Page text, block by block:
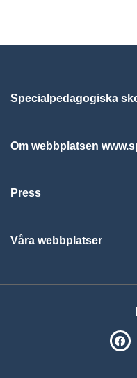
Specialpedagogiska
Om webbplatsen
Press
Våra webbplatser